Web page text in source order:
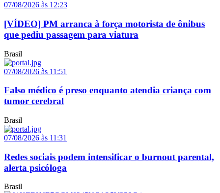
07/08/2026 às 12:23
[VÍDEO] PM arranca à força motorista de ônibus
que pediu passagem para viatura
Brasil
07/08/2026 às 11:51
Falso médico é preso enquanto atendia criança com
tumor cerebral
Brasil
07/08/2026 às 11:31
Redes sociais podem intensificar o burnout parental,
alerta psicóloga
Brasil